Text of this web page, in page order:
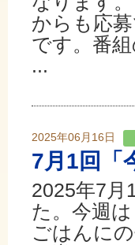
からも応
です。番
...
2025年06月16日
7月1回「
2025年7月
た。今週
ごはんに